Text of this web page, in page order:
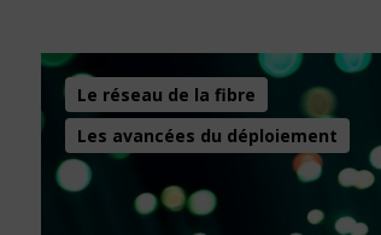
Le réseau de la fibre
Les avancées du déploiement